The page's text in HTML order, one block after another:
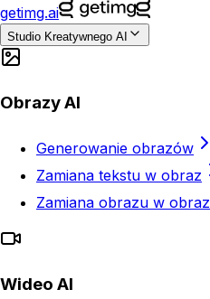
getimg.ai
Studio Kreatywnego AI
Obrazy AI
Generowanie obrazów
Zamiana tekstu w obraz
Zamiana obrazu w obraz
Wideo AI